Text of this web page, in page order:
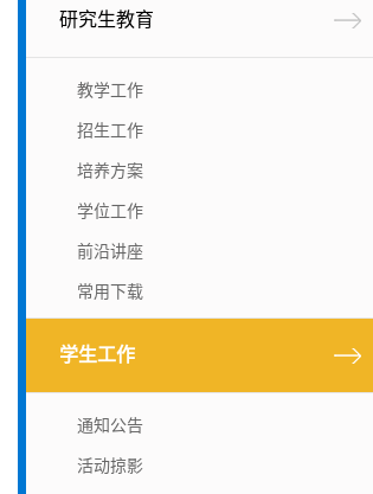
研究生教育
教学工作
招生工作
培养方案
学位工作
前沿讲座
常用下载
学生工作
通知公告
活动掠影